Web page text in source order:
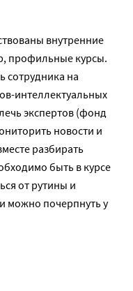
внутренние
профильные курсы.
сотрудника на
интеллектуальных
экспертов (фонд
новости и
разбирать
быть в курсе
от рутины и
можно почерпнуть у